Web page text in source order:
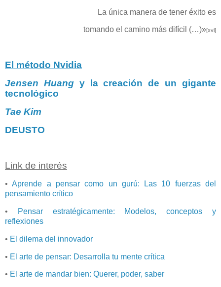
La única manera de tener éxito es
tomando el camino más difícil (…)»[xvi]
El método Nvidia
Jensen Huangy la creación de un gigante
tecnológico
Tae Kim
DEUSTO
Link de interés
•Aprende a pensar como un gurú: Las 10 fuerzas del
pensamiento crítico
•
Pensar estratégicamente: Modelos, conceptos y
reflexiones
• El dilema del innovador
• El arte de pensar: Desarrolla tu mente crítica
• El arte de mandar bien: Querer, poder, saber